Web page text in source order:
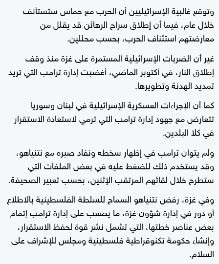
وتوقع غالبية الإسرائيليين أن الحرب مع حماس ستستأنف
خلال عام، فيما أن إطلاق سراح الرهائن قد يقلل من
معارضتهم استئناف الحرب، بحسب محللين.
غير أن الضربات الإسرائيلية المستمرة على غزة منذ وقف
إطلاق النار، في أكتوبر الماضي، أغضبت إدارة ترامب التي تريد
تمديد الهدنة وتطويرها.
كما أن الإجراءات العسكرية الإسرائيلية في لبنان وسوريا
تتعارض مع جهود إدارة ترامب التي ترمي لاستعادة الاستقرار
في كلا البلدين.
ولم يتوان ترامب في إظهار سخطه ونفاد صبره مع نتنياهو،
وقد يستخدم ذلك للضغط عليه في بعض الملفات التي
ستطرح خلال لقائهم المرتقب الإثنين، بحسب تعبير الصحيفة.
وفي غزة، رفض نتنياهو السماح للسلطة الفلسطينية بالاطلاع
أو دور في إدارة شؤون غزة، ما يصعب على إدارة ترامب إتمام
بعض عناصر خطتها، التي تشمل نشر قوة لحفظ الاستقرار،
وإنشاء حكومة تكنوقراطية فلسطينية ومجلس للإشراف على
السلام.